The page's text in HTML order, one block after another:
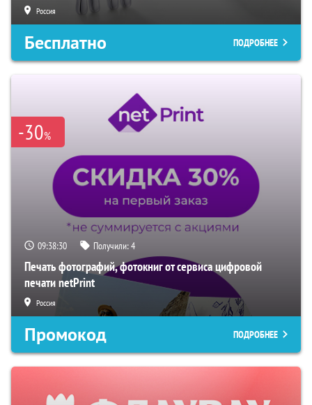
Россия
Бесплатно ПОДРОБНЕЕ
-30%
09:38:29 Получили:4
Печать фотографий, фотокниг от сервиса цифровой
печати netPrint
Россия
Промокод ПОДРОБНЕЕ